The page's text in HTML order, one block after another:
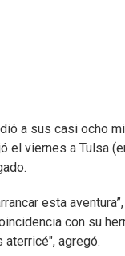
a sus casi ocho
el viernes a Tulsa
esta
con su
agregó.